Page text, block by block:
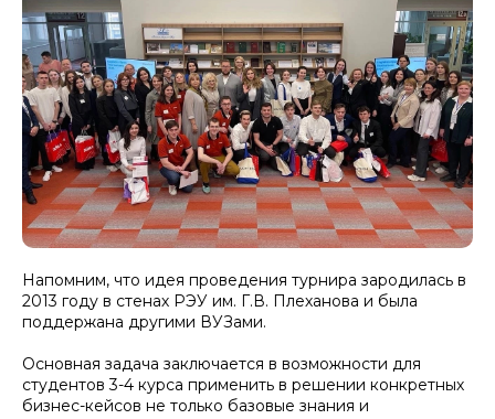
Напомним, что идея проведения турнира зародилась в
2013 году в стенах РЭУ им. Г.В. Плеханова и была
поддержана другими ВУЗами.
Основная задача заключается в возможности для
студентов 3-4 курса применить в решении конкретных
бизнес-кейсов не только базовые знания и